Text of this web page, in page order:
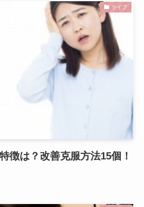
ライフ
徴は？改善克服方法15個！